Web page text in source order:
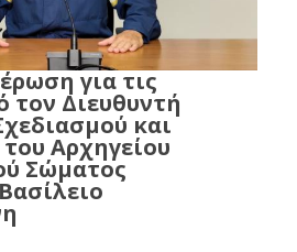
για τις
τον Διευθυντή
και
Αρχηγείου
Σώματος